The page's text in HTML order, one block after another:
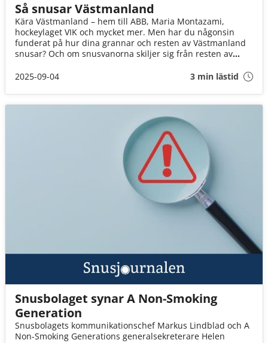
Så snusar Västmanland
Kära Västmanland – hem till ABB, Maria Montazami,
hockeylaget VIK och mycket mer. Men har du någonsin
funderat på hur dina grannar och resten av Västmanland
snusar? Och om snusvanorna skiljer sig från resten av
2025-09-04
3 min lästid
Snusbolaget synar A Non-Smoking
Generation
Snusbolagets kommunikationschef Markus Lindblad och A
Non-Smoking Generations generalsekreterare Helen